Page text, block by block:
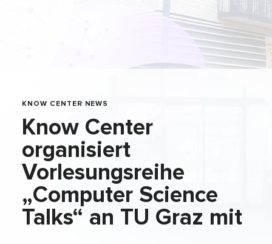
KNOW CENTER NEWS
Know Center
organisiert
Vorlesungsreihe
„Computer Science
Talks“ an TU Graz mit